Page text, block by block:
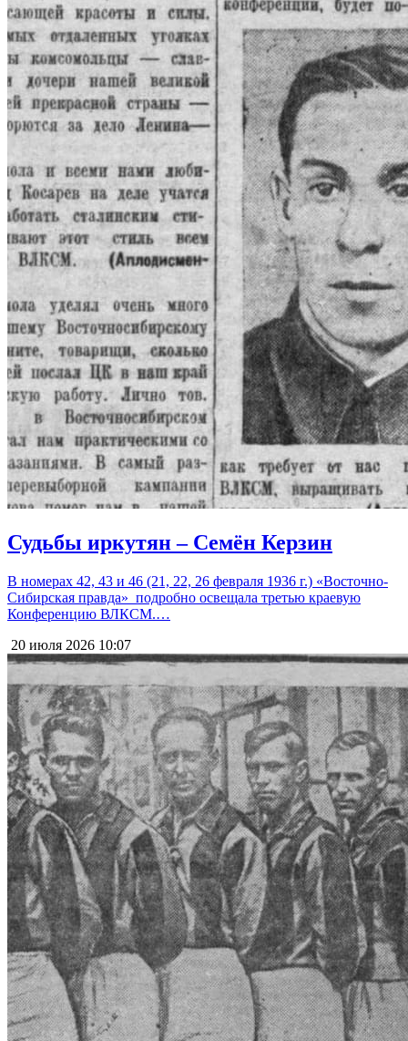
Судьбы иркутян – Семён Керзин
В номерах 42, 43 и 46 (21, 22, 26 февраля 1936 г.) «Восточно-
Сибирская правда» подробно освещала третью краевую
Конференцию ВЛКСМ.…
20 июля 2026 10:07